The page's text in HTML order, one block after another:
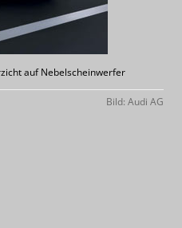
auf Nebelscheinwerfer
Bild: Audi AG